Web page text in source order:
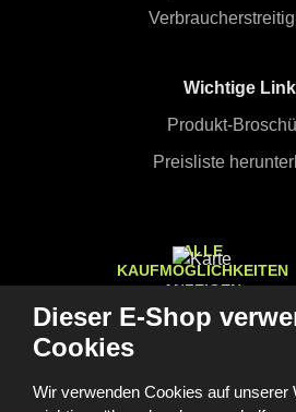
Dieser E-Shop
Cookies
Wir verwenden Cookies auf unserer
Wichtige
Produkt-
Preisliste
ALLE
KAUFMÖGLICHKEITEN
ANZEIGEN
© 2026, FOMEI